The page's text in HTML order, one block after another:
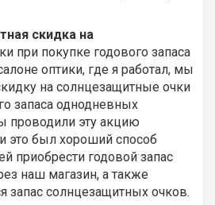
скидка на
при покупке годового запаса
оптики, где я работал, мы
на солнцезащитные очки
запаса однодневных
проводили эту акцию
это был хороший способ
приобрести годовой запас
наш магазин, а также
запас солнцезащитных очков.